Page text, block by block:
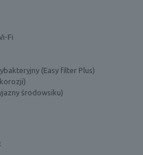
Fi
(Easy filter Plus)
środowsiku)